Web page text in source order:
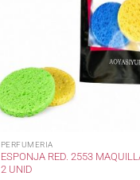
PERFUMERIA
ESPONJA RED. 2553
2 UNID